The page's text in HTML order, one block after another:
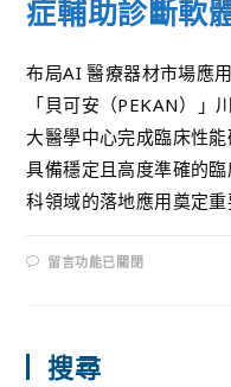
症輔助診斷軟
布局AI 醫療器材市場應
「貝可安（PEKAN）」
大醫學中心完成臨床性
具備穩定且高度準確的
科領域的落地應用奠定重
留言功能已關閉
搜尋